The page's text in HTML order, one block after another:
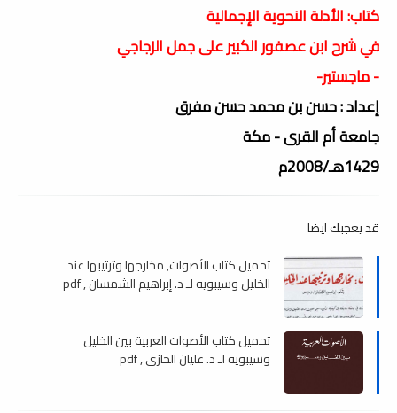
كتاب: الأدلة النحوية الإجمالية
في شرح ابن عصفور الكبير على جمل الزجاجي
- ماجستير-
إعداد : حسن بن محمد حسن مفرق
جامعة أم القرى - مكة
1429هـ/2008م
قد يعجبك ايضا
تحميل كتاب الأصوات, مخارجها وترتيبها عند
الخليل وسيبويه لـ د. إبراهيم الشمسان , pdf
تحميل كتاب الأصوات العربية بين الخليل
وسيبويه لـ د. عليان الحازى , pdf